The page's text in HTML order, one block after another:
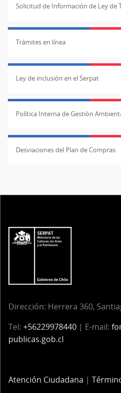
Solicitud de Información de Ley de
Trámites en línea
Ley de inclusión en el Serpat
Política Interna de Gestión
Desviaciones del Plan de Compras
Dirección: Herrera 360,
Tel: +56229978440 | E-mail:
publicas.gob.cl
Atención Ciudadana |